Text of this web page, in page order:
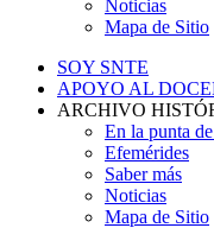
Noticias
Mapa de Sitio
SOY SNTE
APOYO AL
ARCHIVO
En la punta
Efemérides
Saber más
Noticias
Mapa de Sitio